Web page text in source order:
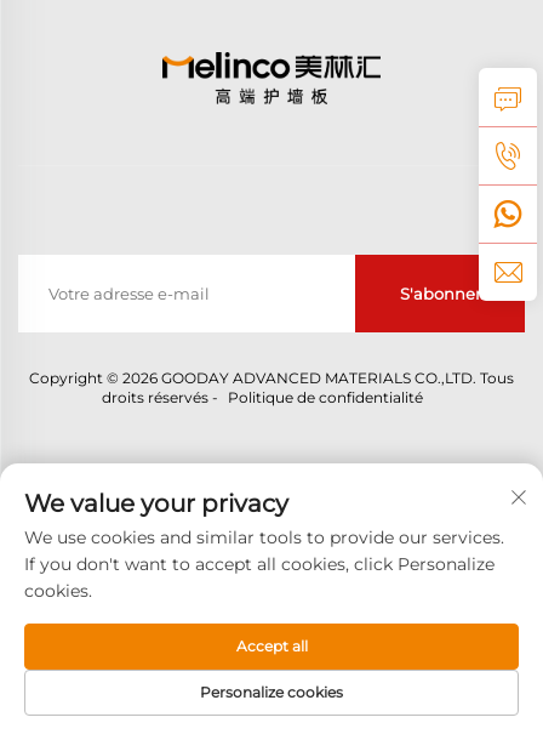
S'abonner
Copyright © 2026 GOODAY ADVANCED MATERIALS CO.,LTD. Tous
droits réservés -
Politique de confidentialité
We value your privacy
We use cookies and similar tools to provide our services.
If you don't want to accept all cookies, click Personalize
cookies.
Personalize cookies
Accept all